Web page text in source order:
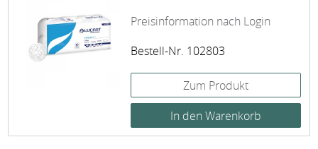
Preisinformation nach Login
Bestell-Nr. 102803
Zum Produkt